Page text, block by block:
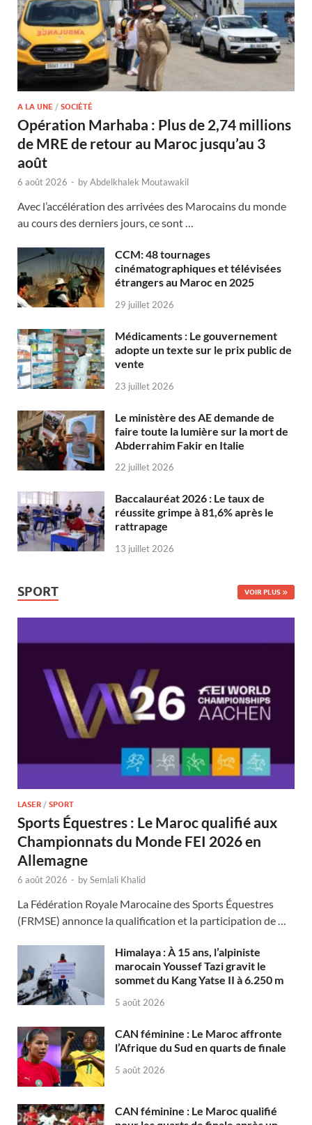
A LA UNE / SOCIÉTÉ
Opération Marhaba : Plus de 2,74 millions
de MRE de retour au Maroc jusqu’au 3
août
6 août 2026 - byAbdelkhalek Moutawakil
Avec l’accélération des arrivées des Marocains du monde
au cours des derniers jours, ce sont …
CCM: 48 tournages
cinématographiques et télévisées
étrangers au Maroc en 2025
29 juillet 2026
Médicaments : Le gouvernement
adopte un texte sur le prix public de
vente
23 juillet 2026
Le ministère des AE demande de
faire toute la lumière sur la mort de
Abderrahim Fakir en Italie
22 juillet 2026
Baccalauréat 2026 : Le taux de
réussite grimpe à 81,6% après le
rattrapage
13 juillet 2026
SPORT VOIR PLUS
LASER / SPORT
Sports Équestres : Le Maroc qualifié aux
Championnats du Monde FEI 2026 en
Allemagne
6 août 2026 - bySemlali Khalid
La Fédération Royale Marocaine des Sports Équestres
(FRMSE) annonce la qualification et la participation de …
Himalaya : À 15 ans, l’alpiniste
marocain Youssef Tazi gravit le
sommet du Kang Yatse II à 6.250 m
5 août 2026
CAN féminine : Le Maroc affronte
l’Afrique du Sud en quarts de finale
5 août 2026
CAN féminine : Le Maroc qualifié